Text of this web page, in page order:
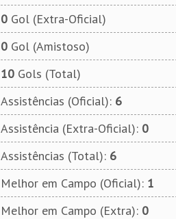
0Gol (Extra-Oficial)
0Gol (Amistoso)
10Gols (Total)
Assistências (Oficial): 6
Assistência (Extra-Oficial): 0
Assistências (Total): 6
Melhor em Campo (Oficial): 1
Melhor em Campo (Extra): 0